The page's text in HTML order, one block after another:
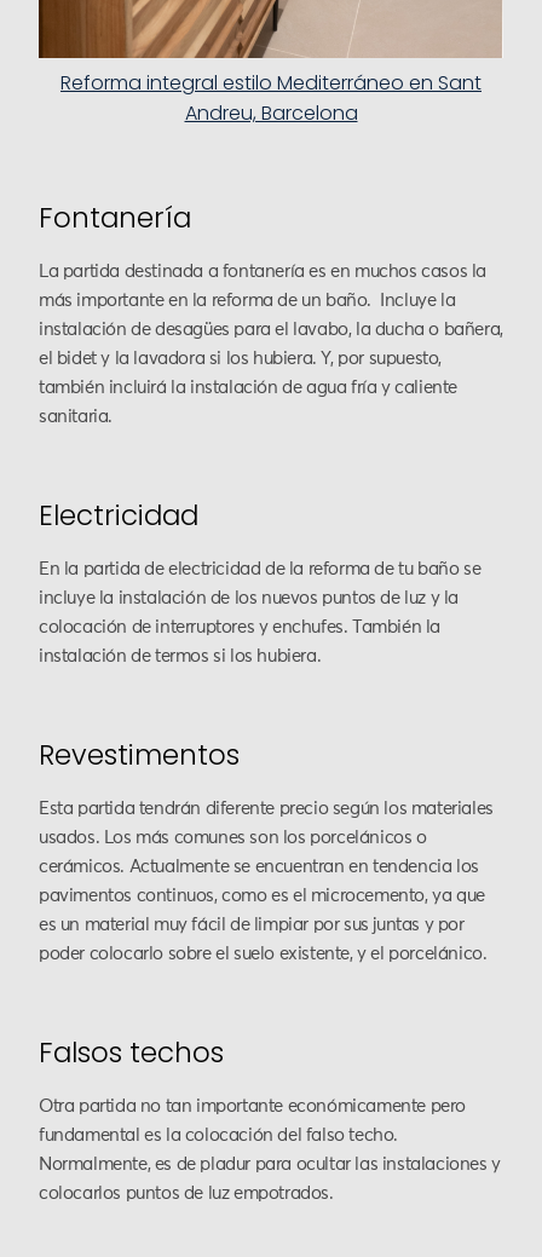
Reforma integral estilo Mediterráneo en Sant
Andreu, Barcelona
Fontanería
La partida destinada a fontanería es en muchos casos la
más importante en la reforma de un baño. Incluye la
instalación de desagües para el lavabo, la ducha o bañera,
el bidet y la lavadora si los hubiera. Y, por supuesto,
también incluirá la instalación de agua fría y caliente
sanitaria.
Electricidad
En la partida de electricidad de la reforma de tu baño se
incluye la instalación de los nuevos puntos de luz y la
colocación de interruptores y enchufes. También la
instalación de termos si los hubiera.
Revestimentos
Esta partida tendrán diferente precio según los materiales
usados. Los más comunes son los porcelánicos o
cerámicos. Actualmente se encuentran en tendencia los
pavimentos continuos, como es el microcemento, ya que
es un material muy fácil de limpiar por sus juntas y por
poder colocarlo sobre el suelo existente, y el porcelánico.
Falsos techos
Otra partida no tan importante económicamente pero
fundamental es la colocación del falso techo.
Normalmente, es de pladur para ocultar las instalaciones y
colocarlos puntos de luz empotrados.